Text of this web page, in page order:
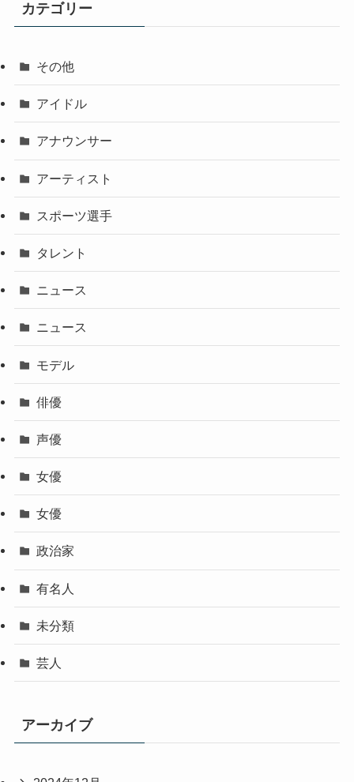
カテゴリー
その他
アイドル
アナウンサー
アーティスト
スポーツ選手
タレント
ニュース
ニュース
モデル
俳優
声優
女優
女優
政治家
有名人
未分類
芸人
アーカイブ